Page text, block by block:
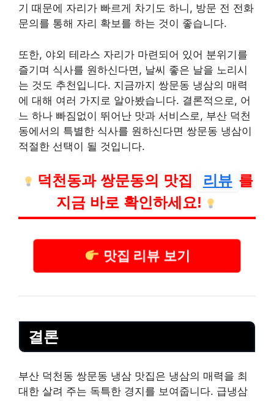
기 때문에 자리가 빠르게 차기도 하니, 방문 전 전화
문의를 통해 자리 확보를 하는 것이 좋습니다.
또한, 야외 테라스 자리가 마련되어 있어 분위기를
즐기며 식사를 원하신다면, 날씨 좋은 날을 노리시
는 것도 추천입니다. 지금까지 쌍문동 냉삼의 매력
에 대해 여러 가지로 알아봤습니다. 결론적으로, 어
느 하나 빠짐없이 뛰어난 맛과 서비스로, 부산 덕천
동에서의 특별한 식사를 원하신다면 쌍문동 냉삼이
적절한 선택이 될 것입니다.
덕천동과 쌍문동의 맛집 리뷰 를
지금 바로 확인하세요!
맛집 리뷰 보기
결론
부산 덕천동 쌍문동 냉삼 맛집은 냉삼의 매력을 최
대한 살려 주는 독특한 경지를 보여줍니다. 급냉삼